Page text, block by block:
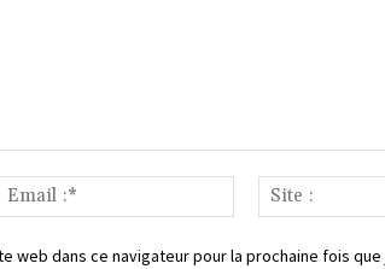
Email
:*
web dans ce navigateur pour la prochaine fois que